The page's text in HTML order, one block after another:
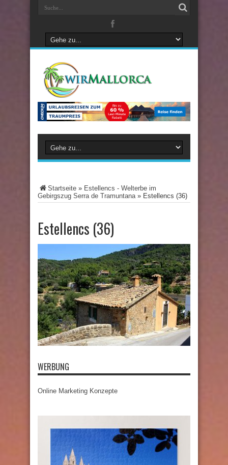
Startseite » Estellencs - Welterbe im
Gebirgszug Serra de Tramuntana» Estellencs (36)
Estellencs (36)
WERBUNG
Online Marketing Konzepte